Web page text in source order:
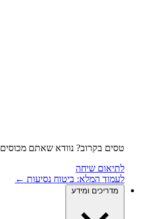
טסים בקרוב? נוודא שאתם מכוסים
לתיאום שיחה
לעמוד המלא: ביטוח נסיעות ←
מדריכים ומידע